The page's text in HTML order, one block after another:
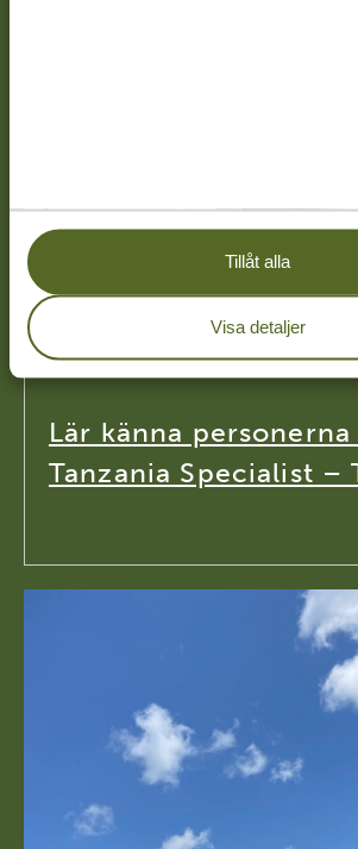
Tillåt alla
Visa detaljer
16-02-26
Lär känna
Tanzania Specialist –